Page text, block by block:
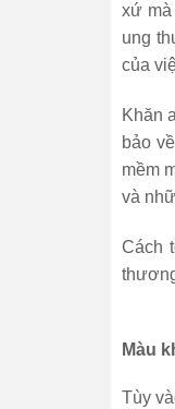
xứ mà
ung
của
Khăn
bảo
mềm
và
Cách
Màu
Tùy